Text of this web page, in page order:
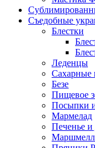
Съедобные
Блестки
Леденцы
Сахарные
Безе
Пищевое
Посыпки
Мармелад
Печенье и